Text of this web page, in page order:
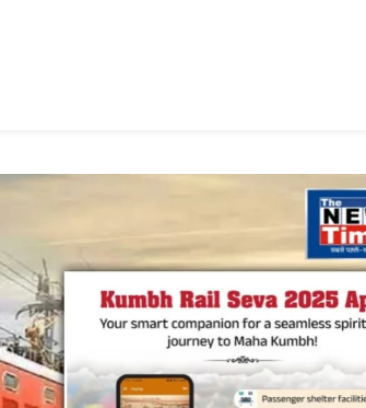
करते
दिखे
लोग